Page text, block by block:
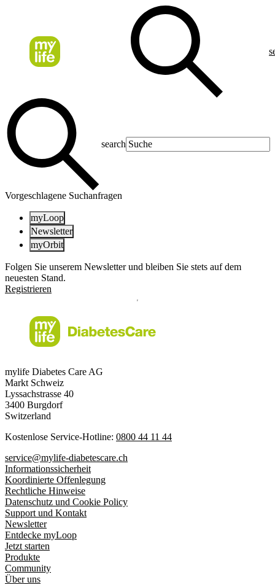
search
Vorgeschlagene Suchanfragen
myLoop
Newsletter
myOrbit
Folgen Sie unserem Newsletter und bleiben Sie stets auf dem
neuesten Stand.
Registrieren
mylife Diabetes Care AG
Markt Schweiz
Lyssachstrasse 40
3400 Burgdorf
Switzerland
Kostenlose Service-Hotline: 0800 44 11 44
service@mylife-diabetescare.ch
Informationssicherheit
Koordinierte Offenlegung
Rechtliche Hinweise
Datenschutz und Cookie Policy
Support und Kontakt
Newsletter
Entdecke myLoop
Jetzt starten
Produkte
Community
Über uns